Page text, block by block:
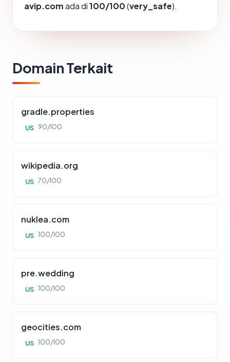
avip.comada di100/100(very_safe).
Domain Terkait
gradle.properties
US 90/100
wikipedia.org
US 70/100
nuklea.com
US 100/100
pre.wedding
US 100/100
geocities.com
US 100/100